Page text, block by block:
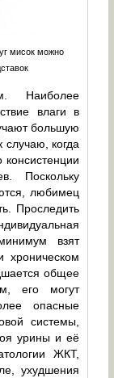
мисок можно
Наиболее
влаги в
большую
когда
Поскольку
любимец
Проследить
взят
общее
его могут
опасные
системы,
урины и её
ЖКТ,
ухудшения